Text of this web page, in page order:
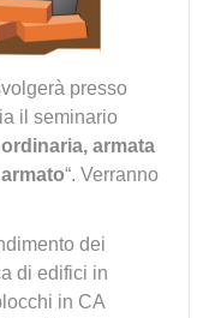
presso
il seminario
armata
“. Verranno
dei
di edifici in
in CA